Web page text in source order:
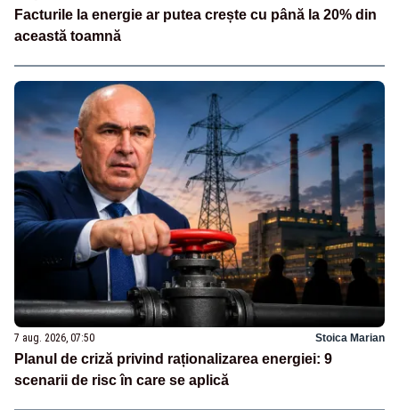
Facturile la energie ar putea crește cu până la 20% din
această toamnă
7 aug. 2026, 07:50 Stoica Marian
Planul de criză privind raționalizarea energiei: 9
scenarii de risc în care se aplică